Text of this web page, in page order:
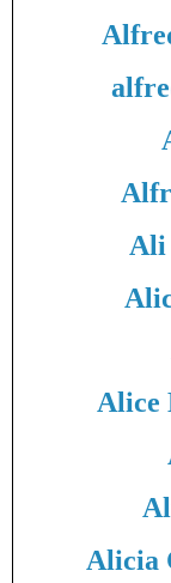
Ali
Alice
Alicia